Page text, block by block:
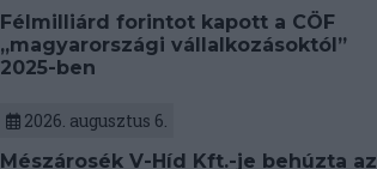
Félmilliárd forintot kapott a CÖF
„magyarországi vállalkozásoktól”
2025-ben
2026. augusztus 6.
Mészárosék V-Híd Kft.-je behúzta az